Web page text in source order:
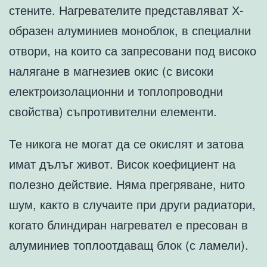
стените. Нагревателите представляват Х-
образен алуминиев моноблок, в специални
отвори, на които са запресовани под високо
налягане в магнезиев окис (с високи
електроизолационни и топлопроводни
свойства) съпротивителни елементи.
Те никога не могат да се окислят и затова
имат дълъг живот. Висок коефициент на
полезно действие. Няма прегряване, нито
шум, както в случаите при други радиатори,
когато блиндиран нагревател е пресован в
алуминиев топлоотдаващ блок (с ламели).